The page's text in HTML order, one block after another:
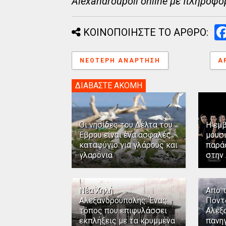
ΚΟΙΝΟΠΟΙΗΣΤΕ ΤΟ ΑΡΘΡΟ:
ΝΕΌΤΕΡΗ ΑΝΆΡΤΗΣΗ
ΔΙΑΒΑΣΤΕ ΑΚΟΜΗ
Οι νησίδες του Δέλτα του
Έβρου είναι ένα ασφαλές
καταφύγιο για γλάρους και
γλαρόνια
Η
στην
Νέα Χηλή
Αλεξανδρούπολης: Ένας
τόπος που επιφυλάσσει
εκπλήξεις με τα κρυμμένα
Από